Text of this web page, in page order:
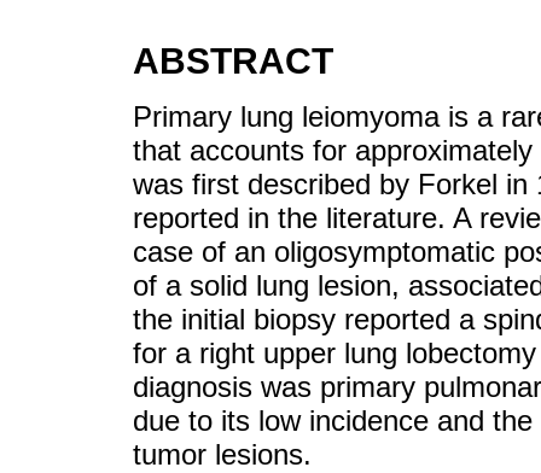
ABSTRACT
Primary lung leiomyoma is a
that accounts for
was first described by Forkel
reported in the literature. A
case of an oligosymptomatic
of a solid lung lesion,
the initial biopsy reported a
for a right upper lung
diagnosis was primary
due to its low incidence and
tumor lesions.